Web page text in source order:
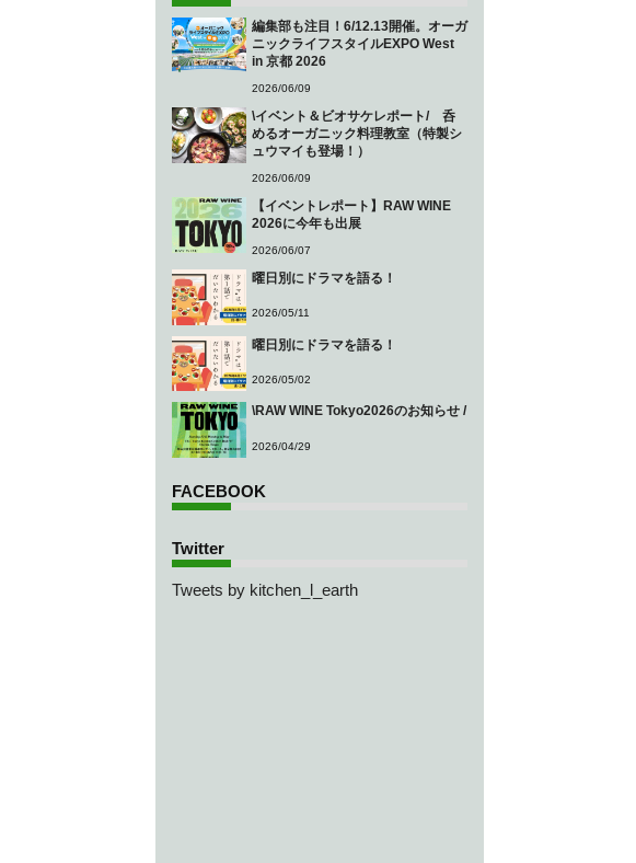
編集部も注目！6/12.13開催。オーガ
ニックライフスタイルEXPO West
in 京都 2026
2026/06/09
\イベント＆ビオサケレポート/ 呑
めるオーガニック料理教室（特製シ
ュウマイも登場！）
2026/06/09
【イベントレポート】RAW WINE
2026に今年も出展
2026/06/07
曜日別にドラマを語る！
2026/05/11
曜日別にドラマを語る！
2026/05/02
\RAW WINE Tokyo2026のお知らせ /
2026/04/29
FACEBOOK
Twitter
Tweets by kitchen_l_earth